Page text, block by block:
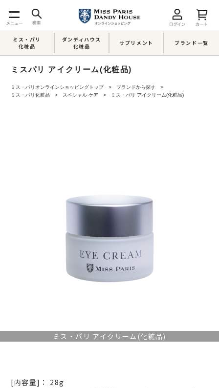
ミス・パリ
化粧品
ダンディハウス
化粧品
サプリメント ブランド一覧
ミスパリ アイクリーム(化粧品)
ミス・パリオンラインショッピングトップ
ブランドから探す
ミス・パリ化粧品
スペシャル ケア ミス・パリ アイクリーム(化粧品)
ミス・パリ アイクリーム(化粧品)
[内容量]： 28g